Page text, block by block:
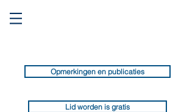
Opmerkingen en publicaties
Lid worden is gratis